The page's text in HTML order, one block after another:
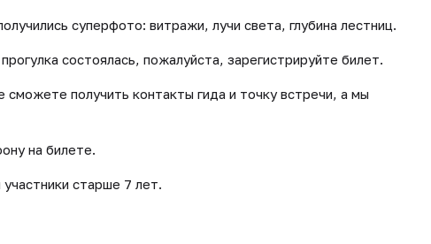
суперфото: витражи, лучи света, глубина лестниц.
состоялась, пожалуйста, зарегистрируйте билет.
сможете получить контакты гида и точку встречи, а мы
на билете.
старше 7 лет.